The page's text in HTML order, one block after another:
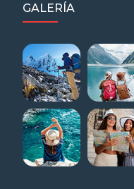
GALERÍA